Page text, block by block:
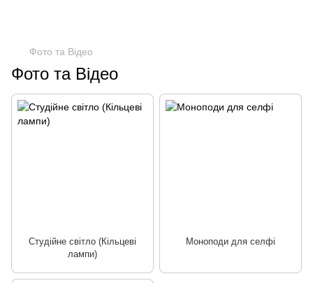
Фото та Відео
Фото та Відео
Студійне світло (Кільцеві
лампи)
Моноподи для селфі